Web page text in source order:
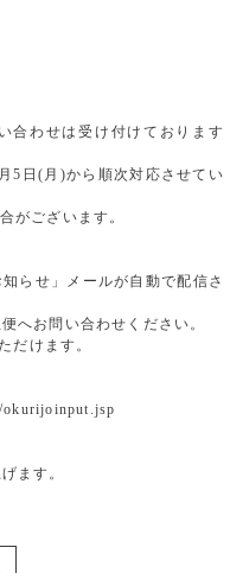
合わせは受け付けております
5日(月)から順次対応させてい
がございます。
らせ」メールが自動で配信さ
へお問い合わせください。
だけます。
okurijoinput.jsp
ます。